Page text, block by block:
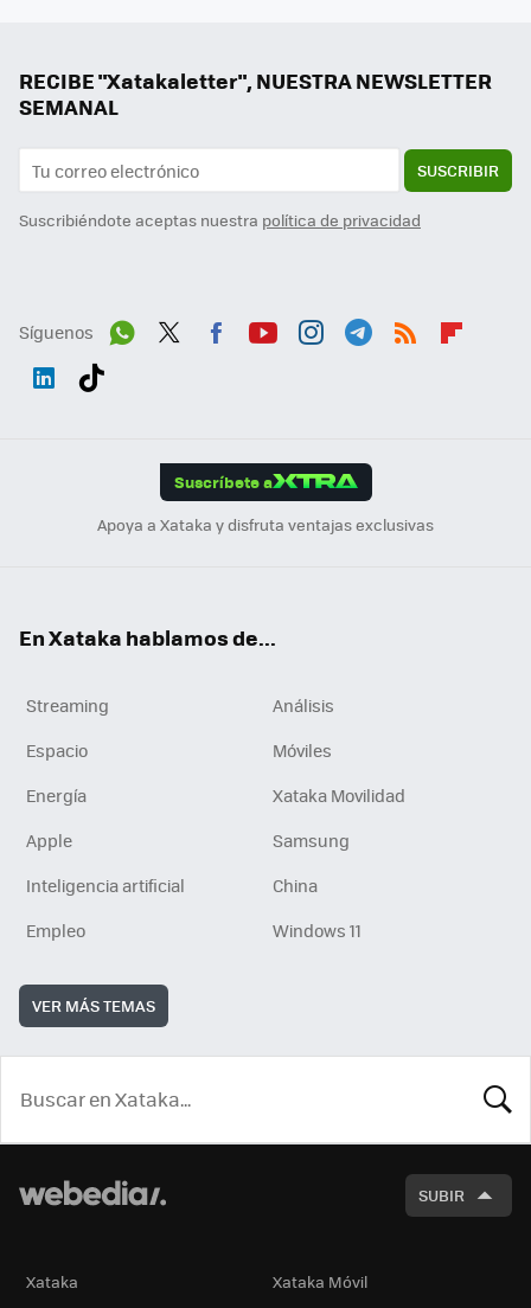
RECIBE "Xatakaletter", NUESTRA NEWSLETTER
SEMANAL
SUSCRIBIR
Suscribiéndote aceptas nuestra política de privacidad
Síguenos
Suscríbete a
Apoya a Xataka y disfruta ventajas exclusivas
En Xataka hablamos de...
Streaming
Análisis
Espacio
Móviles
Energía
Xataka Movilidad
Apple
Samsung
Inteligencia artificial
China
Empleo
Windows 11
VER MÁS TEMAS
SUBIR
Xataka Xataka Móvil